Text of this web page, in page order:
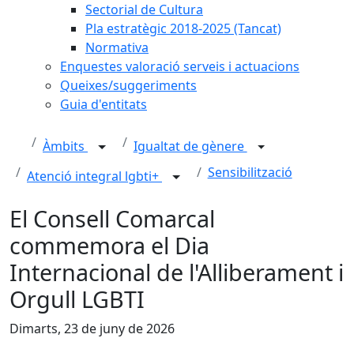
Sectorial de Cultura
Pla estratègic 2018-2025 (Tancat)
Normativa
Enquestes valoració serveis i actuacions
Queixes/suggeriments
Guia d'entitats
Àmbits
Igualtat de gènere
Atenció integral lgbti+
Sensibilització
El Consell Comarcal
commemora el Dia
Internacional de l'Alliberament i
Orgull LGBTI
Dimarts, 23 de juny de 2026